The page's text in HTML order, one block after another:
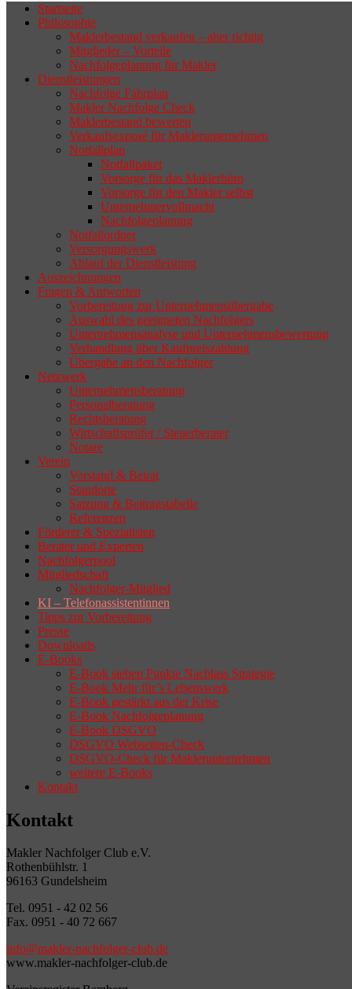
Wenn sich der Makler oder Inhaber
zurückziehen möchte, aber keinen
geeigneten Nachfolger findet, droht nicht
selten die Geschäftsaufgabe.
Startseite
Philosophie
Maklerbestand verkaufen – aber richtig
Mitglieder – Vorteile
Nachfolgeplanung für Makler
Dienstleistungen
Nachfolge Fahrplan
Makler Nachfolge Check
Maklerbestand bewerten
Verkaufsexposé für Maklerunternehmen
Notfallplan
Notfallpaket
Vorsorge für das Maklerbüro
Vorsorge für den Makler selbst
Unternehmervollmacht
Nachfolgeplanung
Notfallordner
Versorgungswerk
Ablauf der Dienstleistung
Auszeichnungen
Fragen & Antworten
Vorbereitung zur Unternehmensübergabe
Auswahl des geeigneten Nachfolgers
Unternehmensanalyse und Unternehmensbewertung
Verhandlung über Kaufpreiszahlung
Übergabe an den Nachfolger
Netzwerk
Unternehmensberatung
Personalberatung
Rechtsberatung
Wirtschaftsprüfer / Steuerberater
Notare
Verein
Vorstand & Beirat
Standorte
Satzung & Beitragstabelle
Referenzen
Förderer & Spezialisten
Berater und Experten
Nachfolgerpool
Mitgliedschaft
Nachfolger-Mitglied
KI – Telefonassistentinnen
Tipps zur Vorbereitung
Presse
Downloads
E-Books
E-Book sieben Punkte Nachlass Strategie
E-Book Mehr für’s Lebenswerk
E-Book gestärkt aus der Krise
E-Book Nachfolgeplanung
E-Book DSGVO
DSGVO Webseiten-Check
DSGVO-Check für Maklerunternehmen
weitere E-Books
Kontakt
Kontakt
Makler Nachfolger Club e.V.
Rothenbühlstr. 1
96163 Gundelsheim
Tel. 0951 - 42 02 56
Fax. 0951 - 40 72 667
info@makler-nachfolger-club.de
www.makler-nachfolger-club.de